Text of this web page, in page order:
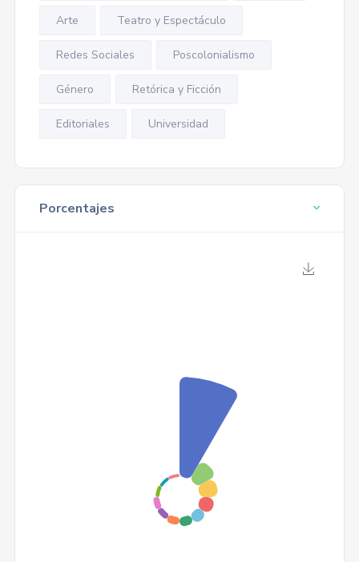
Arte Teatro y Espectáculo
Redes Sociales Poscolonialismo
Género Retórica y Ficción
Editoriales Universidad
Porcentajes